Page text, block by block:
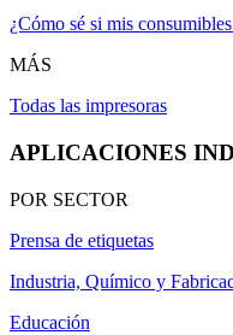
¿Cómo sé si mis
MÁS
Todas las impresoras
APLICACIONES
POR SECTOR
Prensa de etiquetas
Industria, Químico y
Educación